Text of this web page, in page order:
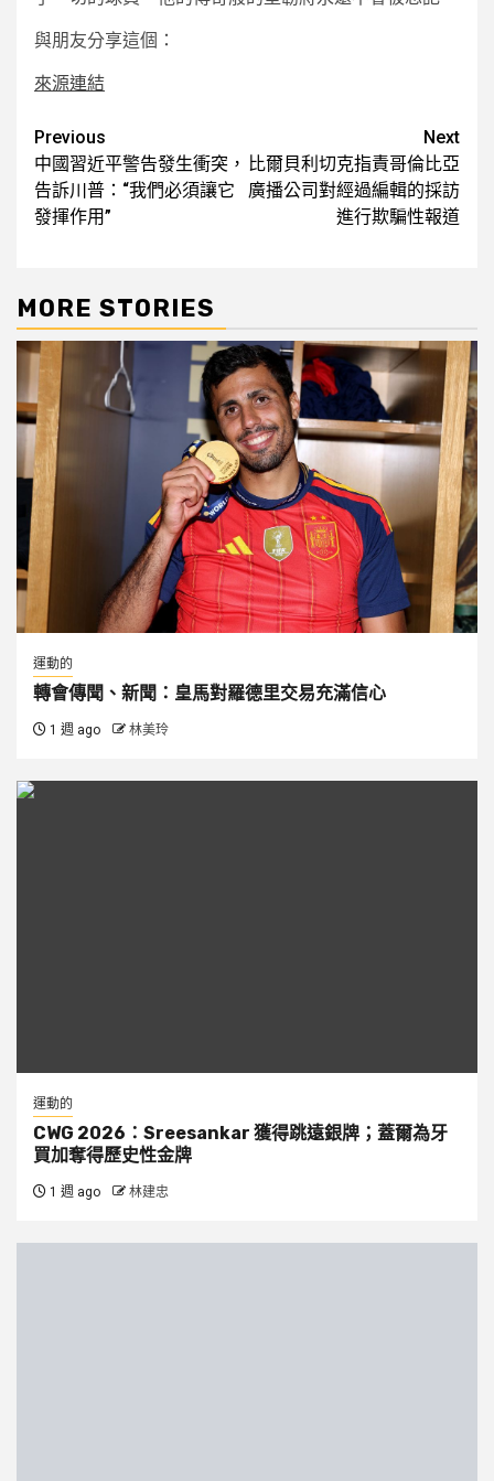
與朋友分享這個：
來源連結
Post
navigation
Previous
中國習近平警告發生衝突，
告訴川普：“我們必須讓它
發揮作用”
Next
比爾貝利切克指責哥倫比亞
廣播公司對經過編輯的採訪
進行欺騙性報道
MORE STORIES
運動的
轉會傳聞、新聞：皇馬對羅德里交易充滿信心
1 週 ago 林美玲
運動的
CWG 2026：Sreesankar 獲得跳遠銀牌；蓋爾為牙
買加奪得歷史性金牌
1 週 ago 林建忠